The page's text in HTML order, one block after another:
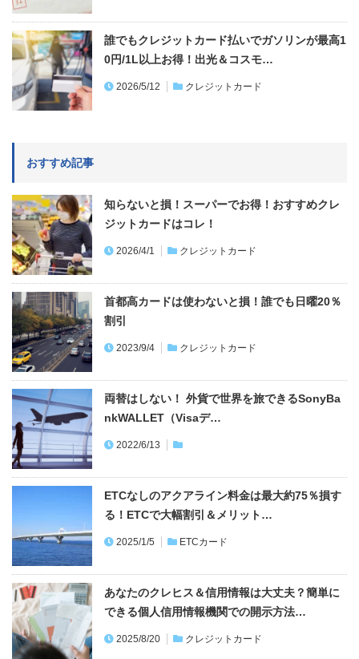
誰でもクレジットカード払いでガソリンが最高1
0円/1L以上お得！出光＆コスモ…
2026/5/12 クレジットカード
おすすめ記事
知らないと損！スーパーでお得！おすすめクレ
ジットカードはコレ！
2026/4/1 クレジットカード
首都高カードは使わないと損！誰でも日曜20％
割引
2023/9/4 クレジットカード
両替はしない！ 外貨で世界を旅できるSonyBa
nkWALLET（Visaデ…
2022/6/13
ETCなしのアクアライン料金は最大約75％損す
る！ETCで大幅割引＆メリット…
2025/1/5 ETCカード
あなたのクレヒス＆信用情報は大丈夫？簡単に
できる個人信用情報機関での開示方法…
2025/8/20 クレジットカード